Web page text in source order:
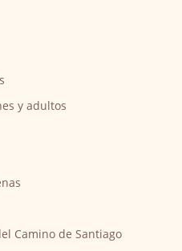
y adultos
Camino de Santiago